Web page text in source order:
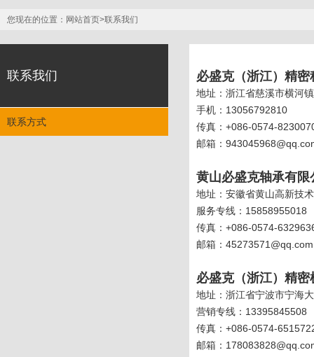
您现在的位置： 网站首页>联系我们
联系我们
联系方式
必盛克（浙江）精
地址：浙江省慈溪市横河
手机：13056792810
传真：+086-0574-
邮箱：
黄山必盛克轴承有限
地址：安徽省黄山高新技
服务专线：15858955018
传真：+086-0574-
邮箱：45273571@qq.com
必盛克（浙江）精
地址：浙江省宁波市宁海
营销专线：13395845508
传真：+086-0574-
邮箱：